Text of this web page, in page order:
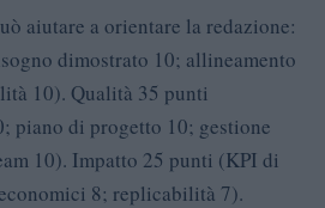
aiutare a orientare la redazione:
dimostrato 10; allineamento
10). Qualità 35 punti
piano di progetto 10; gestione
10). Impatto 25 punti (KPI di
8; replicabilità 7).